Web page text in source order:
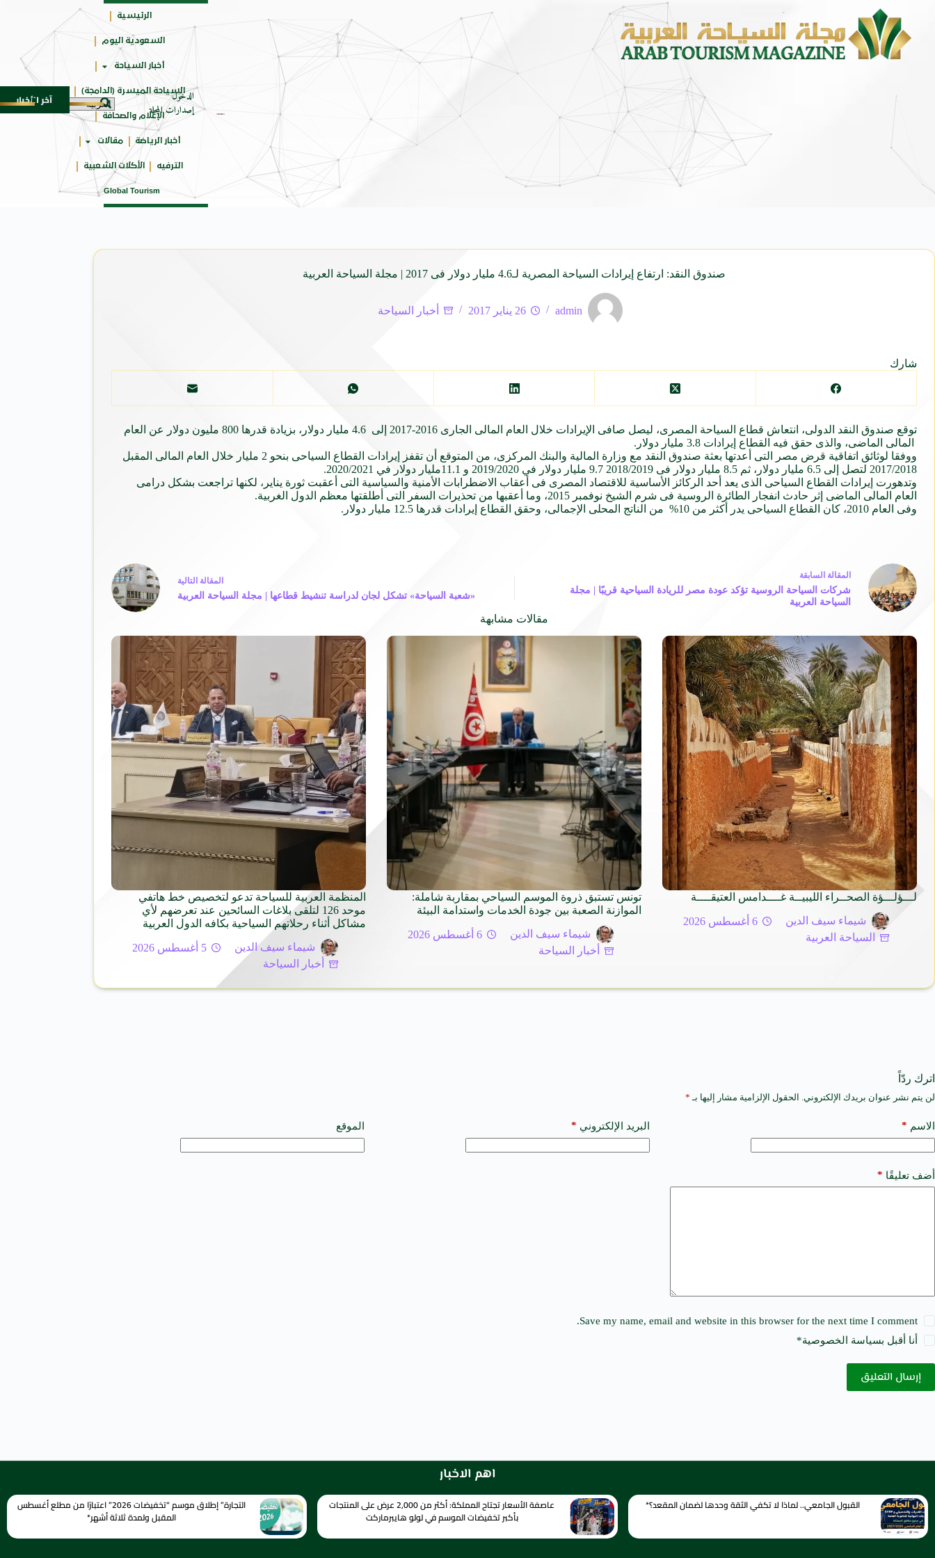
أوسكار
الدخول
إصدارات المجلة
الرئيسية
السعودية اليوم
أخبار السياحة
السياحة الميسرة (الدامجة)
الإعلام والصحافة
أخبار الرياضة مقالات
الترفيه الأكلات الشعبية
Global Tourism
آخر الأخبار مهرجان الأطاولة التراثي يجمع الشاعر عبدالواحد بجمهورهً زايتشيكوف يستقبل وفد الطلاب
صندوق النقد: ارتفاع إيرادات السياحة المصرية لـ4.6 مليار دولار فى 2017 | مجلة السياحة العربية
admin 26 يناير 2017 أخبار السياحة
شارك
توقع صندوق النقد الدولى، انتعاش قطاع السياحة المصرى، ليصل صافى الإيرادات خلال العام المالى الجارى 2016-2017 إلى 4.6 مليار دولار، بزيادة قدرها 800 مليون دولار عن العام
المالى الماضى، والذى حقق فيه القطاع إيرادات 3.8 مليار دولار.
ووفقا لوثائق اتفاقية قرض مصر التى أعدتها بعثة صندوق النقد مع وزارة المالية والبنك المركزى، من المتوقع أن تقفز إيرادات القطاع السياحى بنحو 2 مليار خلال العام المالى المقبل
2017/2018 لتصل إلى 6.5 مليار دولار، ثم 8.5 مليار دولار فى 2018/2019 9.7 مليار دولار في 2019/2020 و 11.1مليار دولار في 2020/2021.
وتدهورت إيرادات القطاع السياحى الذى يعد أحد الركائز الأساسية للاقتصاد المصرى فى أعقاب الاضطرابات الأمنية والسياسية التى أعقبت ثورة يناير، لكنها تراجعت بشكل درامى
العام المالى الماضى إثر حادث انفجار الطائرة الروسية فى شرم الشيخ نوفمبر 2015، وما أعقبها من تحذيرات السفر التى أطلقتها معظم الدول الغربية.
وفى العام 2010، كان القطاع السياحى يدر أكثر من 10% من الناتج المحلى الإجمالى، وحقق القطاع إيرادات قدرها 12.5 مليار دولار.
المقالة السابقة
شركات السياحة الروسية تؤكد عودة مصر للريادة السياحية قريبًا | مجلة
السياحة العربية
المقالة التالية
«شعبة السياحة» تشكل لجان لدراسة تنشيط قطاعها | مجلة السياحة العربية
مقالات مشابهة
لـــؤلـــؤة الصحــراء الليبيــة غــــدامس العتيقــــة
شيماء سيف الدين
6 أغسطس 2026
السياحة العربية
تونس تستبق ذروة الموسم السياحي بمقاربة شاملة:
الموازنة الصعبة بين جودة الخدمات واستدامة البيئة
شيماء سيف الدين
6 أغسطس 2026
أخبار السياحة
المنظمة العربية للسياحة تدعو لتخصيص خط هاتفي
موحد 126 لتلقى بلاغات السائحين عند تعرضهم لأي
مشاكل أثناء رحلاتهم السياحية بكافه الدول العربية
شيماء سيف الدين
5 أغسطس 2026
أخبار السياحة
اترك ردّاً
لن يتم نشر عنوان بريدك الإلكتروني. الحقول الإلزامية مشار إليها بـ *
الاسم * البريد الإلكتروني * الموقع
أضف تعليقًا *
Save my name, email and website in this browser for the next time I comment.
أنا أقبل بسياسة الخصوصية*
إرسال التعليق
A
t
e
a
t
اهم الاخبار
القبول الجامعي.. لماذا لا تكفي الثقة وحدها لضمان المقعد؟* عاصفة الأسعار تجتاح المملكة: أكثر من 2,000 عرض على المنتجات
بأكبر تخفيضات الموسم في لولو هايبرماركت
التجارة” إطلاق موسم “تخفيضات 2026” اعتبارًا من مطلع أغسطس
المقبل ولمدة ثلاثة أشهر*